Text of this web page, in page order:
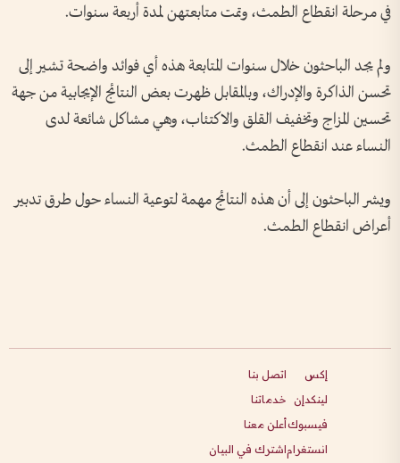
في مرحلة انقطاع الطمث، وتمت متابعتهن لمدة أربعة سنوات.
ولم يجد الباحثون خلال سنوات المتابعة هذه أي فوائد واضحة تشير إلى
تحسن الذاكرة والإدراك، وبالمقابل ظهرت بعض النتائج الإيجابية من جهة
تحسين المزاج وتخفيف القلق والاكتئاب، وهي مشاكل شائعة لدى
النساء عند انقطاع الطمث.
ويشر الباحثون إلى أن هذه النتائج مهمة لتوعية النساء حول طرق تدبير
أعراض انقطاع الطمث.
إكس
لينكدإن
فيسبوك
انستغرام
اتصل بنا
خدماتنا
أعلن معنا
اشترك في البيان